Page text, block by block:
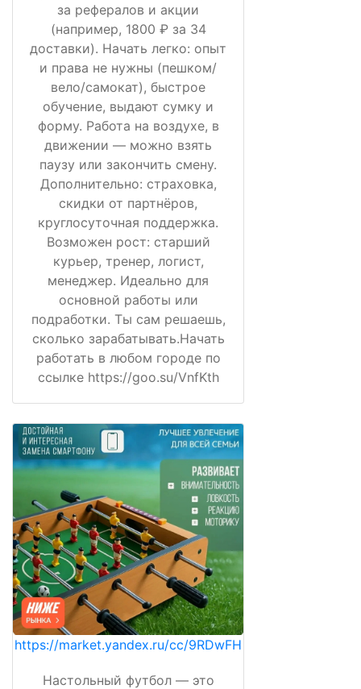
за рефералов и акции
(например, 1800 ₽ за 34
доставки). Начать легко: опыт
и права не нужны (пешком/
вело/самокат), быстрое
обучение, выдают сумку и
форму. Работа на воздухе, в
движении — можно взять
паузу или закончить смену.
Дополнительно: страховка,
скидки от партнёров,
круглосуточная поддержка.
Возможен рост: старший
курьер, тренер, логист,
менеджер. Идеально для
основной работы или
подработки. Ты сам решаешь,
сколько зарабатывать.Начать
работать в любом городе по
ссылке https://goo.su/VnfKth
https://market.yandex.ru/cc/9RDwFH
Настольный футбол — это